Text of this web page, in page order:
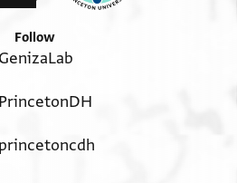
Follow
GenizaLab
PrincetonDH
princetoncdh